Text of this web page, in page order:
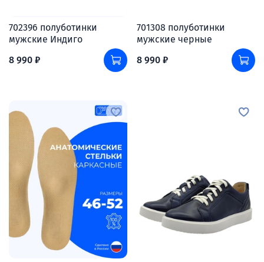
702396 полуботинки
мужские Индиго
8 990 ₽
701308 полуботинки
мужские черные
8 990 ₽